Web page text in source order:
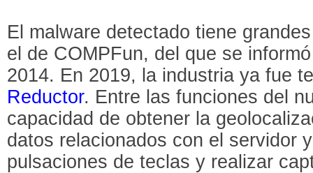
El malware detectado tiene
el de COMPFun, del que se
2014. En 2019, la industria ya fue
Reductor. Entre las funciones del
capacidad de obtener la
datos relacionados con el servidor
pulsaciones de teclas y realizar